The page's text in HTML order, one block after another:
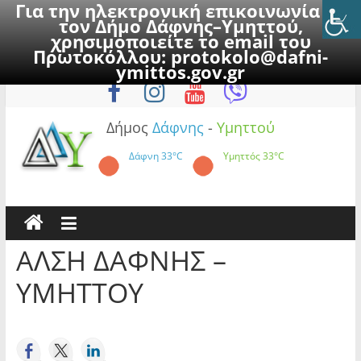
Για την ηλεκτρονική επικοινωνία με
τον Δήμο Δάφνης–Υμηττού,
χρησιμοποιείτε το email του
Πρωτοκόλλου:protokolo@dafni-
ymittos.gov.gr
to
Πέμπτη, 6 Αυγούστου 2026
Δήμος Δάφνης - Υμηττού
Δάφνη33°C Υμηττός33°C
ΑΛΣΗ ΔΑΦΝΗΣ –
ΥΜΗΤΤΟΥ